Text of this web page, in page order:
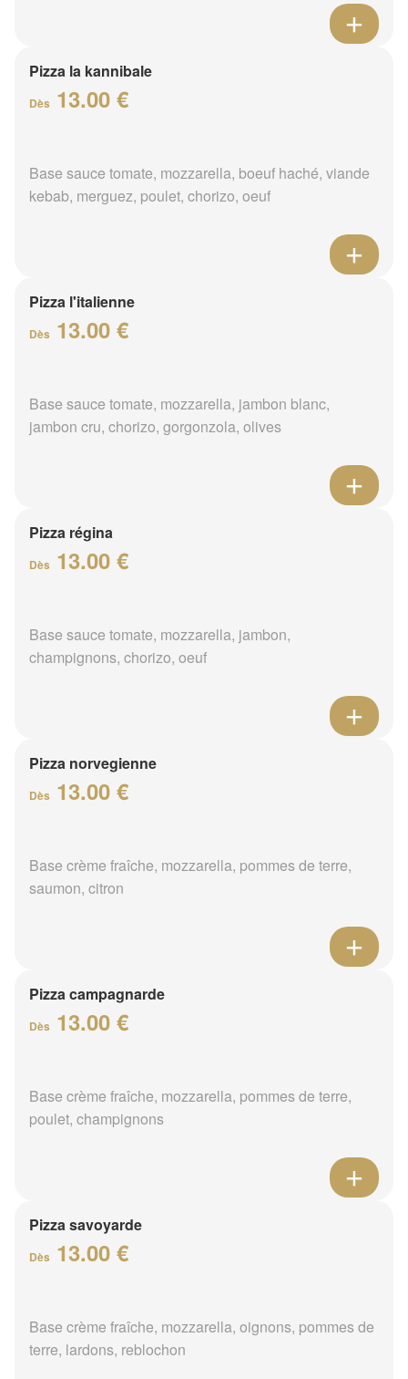
Pizza la kannibale
Dès 13.00 €
Base sauce tomate, mozzarella, boeuf haché, viande
kebab, merguez, poulet, chorizo, oeuf
Pizza l'italienne
Dès 13.00 €
Base sauce tomate, mozzarella, jambon blanc,
jambon cru, chorizo, gorgonzola, olives
Pizza régina
Dès 13.00 €
Base sauce tomate, mozzarella, jambon,
champignons, chorizo, oeuf
Pizza norvegienne
Dès 13.00 €
Base crème fraîche, mozzarella, pommes de terre,
saumon, citron
Pizza campagnarde
Dès 13.00 €
Base crème fraîche, mozzarella, pommes de terre,
poulet, champignons
Pizza savoyarde
Dès 13.00 €
Base crème fraîche, mozzarella, oignons, pommes de
terre, lardons, reblochon